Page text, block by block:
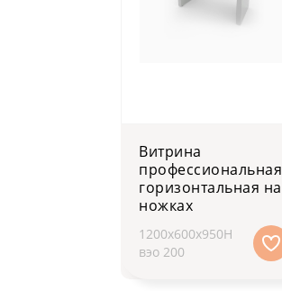
Витрина
профессиональная
горизонтальная на
ножках
1200x600x950H
вэо 200